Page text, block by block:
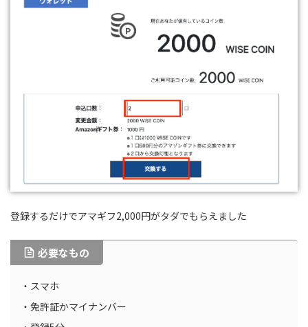
登録するだけでアマギフ2,000円がタダでもらえました
必要なもの
・スマホ
・免許証かマイナンバー